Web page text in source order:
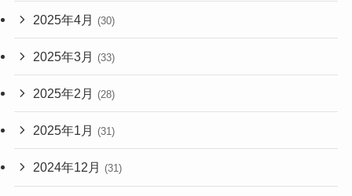
2025年4月 (30)
2025年3月 (33)
2025年2月 (28)
2025年1月 (31)
2024年12月 (31)